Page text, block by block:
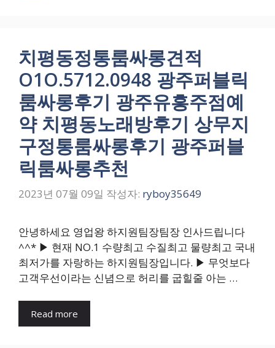
치평동정통룸싸롱견적
O1O.5712.0948 광주퍼블릭
룸싸롱후기 광주유흥주점예
약 치평동노래방후기 상무지
구정통룸싸롱후기 광주퍼블
릭룸싸롱추천
2023년 07월 09일 작성자: ryboy35649
안녕하세요 영업왕 하지원팀장팀장 인사드립니다
^^* ▶ 현재 NO.1 수량최고 수질최고 물량최고 국내
최저가를 자랑하는 하지원팀장입니다. ▶ 무엇보다
고객우선이라는 신념으로 허리를 굽힐줄 아는 …
Read more